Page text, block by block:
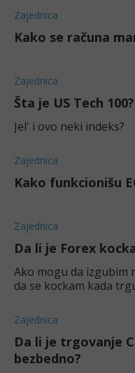
Zajednica
Kako se računa
Zajednica
Šta je US Tech 100?
Jel' i ovo neki indeks?
Zajednica
Kako funkcionišu
Zajednica
Da li je Forex
Ako mogu da izgubim
da se kockam kada
Zajednica
Da li je trgovanje
bezbedno?